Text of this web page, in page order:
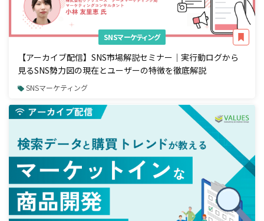
SNSマーケティング
【アーカイブ配信】SNS市場解説セミナー｜実行動ログから
見るSNS勢力図の現在とユーザーの特徴を徹底解説
SNSマーケティング